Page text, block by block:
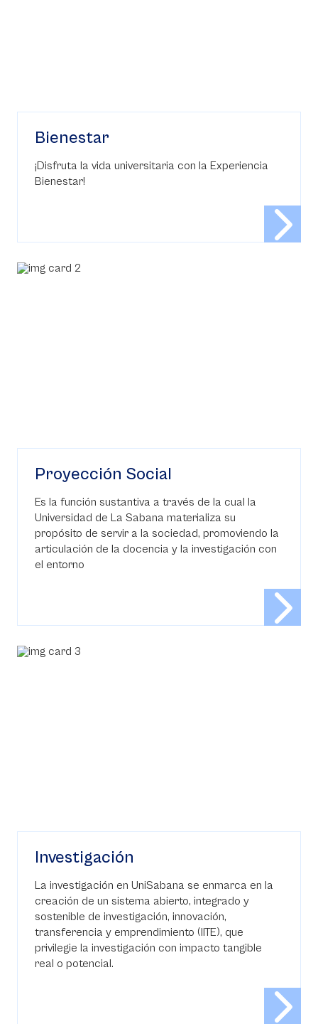
Bienestar
¡Disfruta la vida universitaria con la Experiencia
Bienestar!
Proyección Social
Es la función sustantiva a través de la cual la
Universidad de La Sabana materializa su
propósito de servir a la sociedad, promoviendo la
articulación de la docencia y la investigación con
el entorno
Investigación
La investigación en UniSabana se enmarca en la
creación de un sistema abierto, integrado y
sostenible de investigación, innovación,
transferencia y emprendimiento (IITE), que
privilegie la investigación con impacto tangible
real o potencial.